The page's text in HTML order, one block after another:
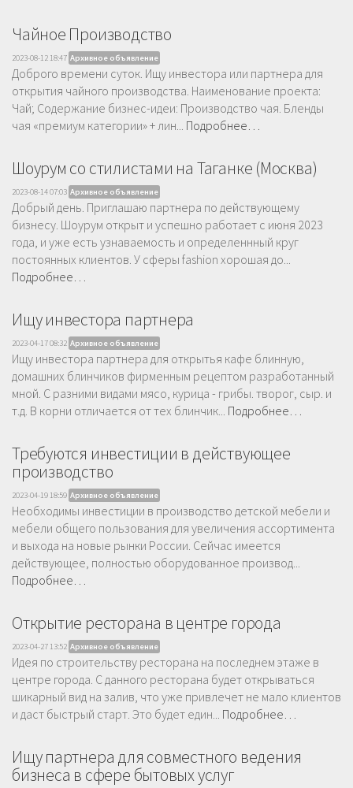
Чайное Производство
2023-08-12 18:47 Архивное объявление
Доброго времени суток. Ищу инвестора или партнера для
открытия чайного производства. Наименование проекта:
Чай; Содержание бизнес-идеи: Производство чая. Бленды
чая «премиум категории» + лин... Подробнее…
Шоурум со стилистами на Таганке (Москва)
2023-08-14 07:03 Архивное объявление
Добрый день. Приглашаю партнера по действующему
бизнесу. Шоурум открыт и успешно работает с июня 2023
года, и уже есть узнаваемость и определеннный круг
постоянных клиентов. У сферы fashion хорошая до...
Подробнее…
Ищу инвестора партнера
2023-04-17 08:32 Архивное объявление
Ищу инвестора партнера для открытья кафе блинную,
домашних блинчиков фирменным рецептом разработанный
мной. С разними видами мясо, курица - грибы. творог, сыр. и
т.д. В корни отличается от тех блинчик... Подробнее…
Требуются инвестиции в действующее
производство
2023-04-19 18:59 Архивное объявление
Необходимы инвестиции в производство детской мебели и
мебели общего пользования для увеличения ассортимента
и выхода на новые рынки России. Сейчас имеется
действующее, полностью оборудованное производ...
Подробнее…
Открытие ресторана в центре города
2023-04-27 13:52 Архивное объявление
Идея по строительству ресторана на последнем этаже в
центре города. С данного ресторана будет открываться
шикарный вид на залив, что уже привлечет не мало клиентов
и даст быстрый старт. Это будет един... Подробнее…
Ищу партнера для совместного ведения
бизнеса в сфере бытовых услуг